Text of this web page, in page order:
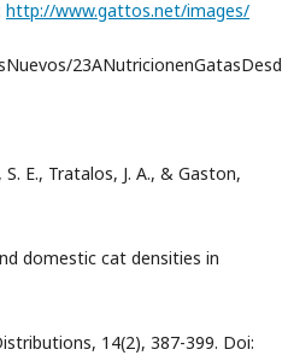
http://www.gattos.net/images/
E., Tratalos, J. A., & Gaston,
domestic cat densities in
14(2), 387-399. Doi: